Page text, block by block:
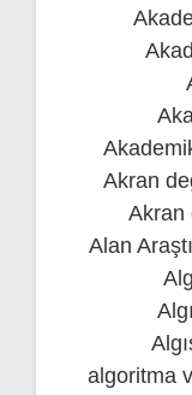
Akran
Akran
Alan
algoritma